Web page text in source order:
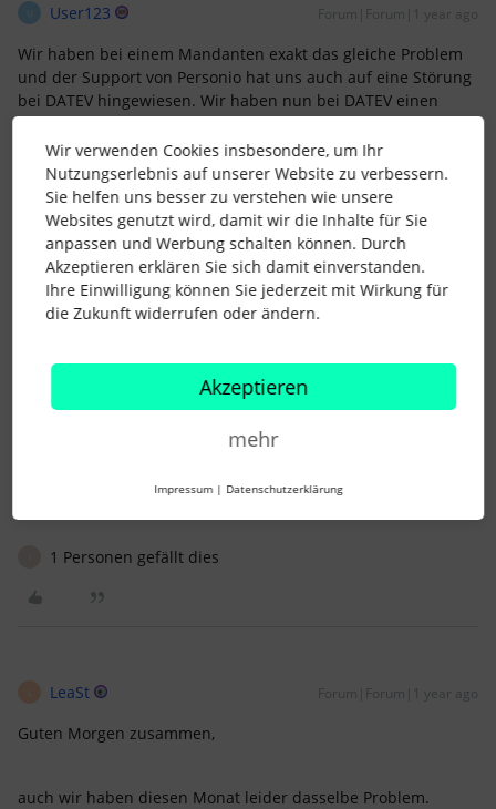
User123 Forum|Forum|1 year ago
Wir haben bei einem Mandanten exakt das gleiche Problem
und der Support von Personio hat uns auch auf eine Störung
bei DATEV hingewiesen. Wir haben nun bei DATEV einen
Servicekontakt platziert und warten auf Rückmeldung. Als
Hinweis: Es gibt aktuelle Updates für Lohn und Gehalt vom
12.06. und Hotfixes vom 20.06. Eventuell funktioniert es nach
der Installation wieder wie gewohnt. Das konnten wir bislang
allerdings auch noch nicht testen.
I 4 Menschen gefällt dies
Antje Toplek Forum|Forum|1 year ago
Wir haben ebenfalls das gleiche Problem diesen Monat,
bereits zur Verfügung gestellt wurden.
1 Personen gefällt dies
LeaSt Forum|Forum|1 year ago
Guten Morgen zusammen,
auch wir haben diesen Monat leider dasselbe Problem. ​
Wir verwenden Cookies insbesondere, um Ihr
Nutzungserlebnis auf unserer Website zu verbessern.
Sie helfen uns besser zu verstehen wie unsere
Websites genutzt wird, damit wir die Inhalte für Sie
anpassen und Werbung schalten können. Durch
Akzeptieren erklären Sie sich damit einverstanden.
Ihre Einwilligung können Sie jederzeit mit Wirkung für
die Zukunft widerrufen oder ändern.
Akzeptieren
mehr
Impressum | Datenschutzerklärung